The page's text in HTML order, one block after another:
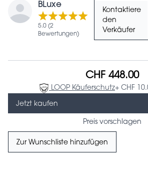
BLuxe
5.0 (2
Bewertungen)
Kontaktiere
den
Verkäufer
CHF 448.00
LOOP Käuferschutz+ CHF
Jetzt kaufen
Preis vorschlagen
Zur Wunschliste hinzufügen